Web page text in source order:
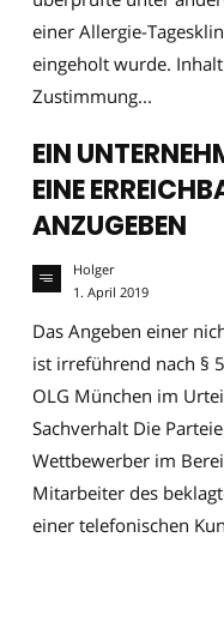
einer Allergie-
eingeholt wurde.
Zustimmung...
EIN
EINE
ANZUGEBEN
Holger
1. April 2019
Das Angeben einer
ist irreführend nach §
OLG München im
Sachverhalt Die
Wettbewerber im
Mitarbeiter des
einer telefonischen